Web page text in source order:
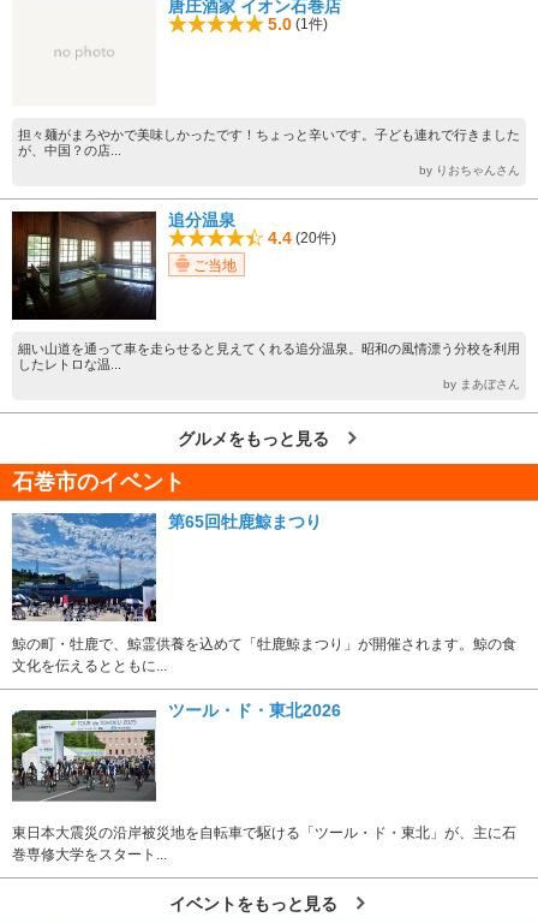
唐庄酒家 イオン石巻店
5.0 (1件)
担々麺がまろやかで美味しかったです！ちょっと辛いです。子ども連れで行きました
が、中国？の店...
by りおちゃんさん
追分温泉
4.4 (20件)
ご当地
細い山道を通って車を走らせると見えてくれる追分温泉。昭和の風情漂う分校を利用
したレトロな温...
by まあぼさん
グルメをもっと見る
石巻市のイベント
第65回牡鹿鯨まつり
鯨の町・牡鹿で、鯨霊供養を込めて「牡鹿鯨まつり」が開催されます。鯨の食
文化を伝えるとともに...
ツール・ド・東北2026
東日本大震災の沿岸被災地を自転車で駆ける「ツール・ド・東北」が、主に石
巻専修大学をスタート...
イベントをもっと見る